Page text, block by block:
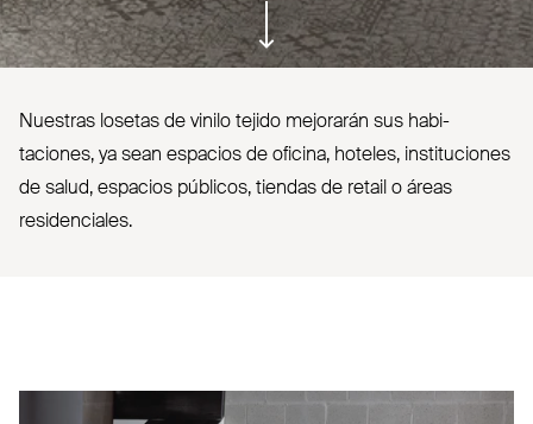
ui.scroll-down
Nuestras losetas de vinilo tejido mejorarán sus habi­
taciones, ya sean espacios de oficina, hoteles, ins­ti­tuciones
de salud, espacios públicos, tiendas de retail o áreas
residenciales.